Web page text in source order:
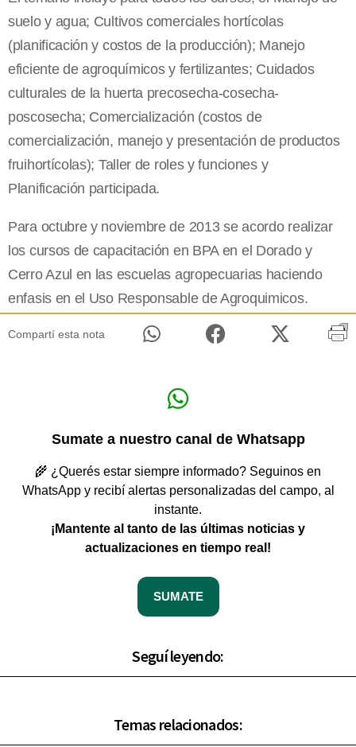
suelo y agua; Cultivos comerciales hortícolas
(planificación y costos de la producción); Manejo
eficiente de agroquímicos y fertilizantes; Cuidados
culturales de la huerta precosecha-cosecha-
poscosecha; Comercialización (costos de
comercialización, manejo y presentación de productos
fruihortícolas); Taller de roles y funciones y
Planificación participada.
Para octubre y noviembre de 2013 se acordo realizar
los cursos de capacitación en BPA en el Dorado y
Cerro Azul en las escuelas agropecuarias haciendo
enfasis en el Uso Responsable de Agroquimicos.
Compartí esta nota
Sumate a nuestro canal de Whatsapp
🌾 ¿Querés estar siempre informado? Seguinos en
WhatsApp y recibí alertas personalizadas del campo, al
instante.
¡Mantente al tanto de las últimas noticias y
actualizaciones en tiempo real!
SUMATE
Seguí leyendo:
Temas relacionados: